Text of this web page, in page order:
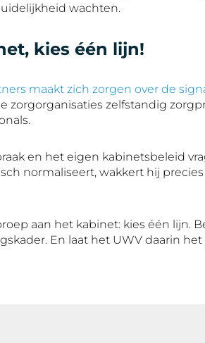
wachten.
kies één lijn!
maakt zich zorgen over de
zorgorganisaties zelfstandig
en het eigen kabinetsbeleid
normaliseert, wakkert hij
aan het kabinet: kies één lijn.
En laat het UWV daarin